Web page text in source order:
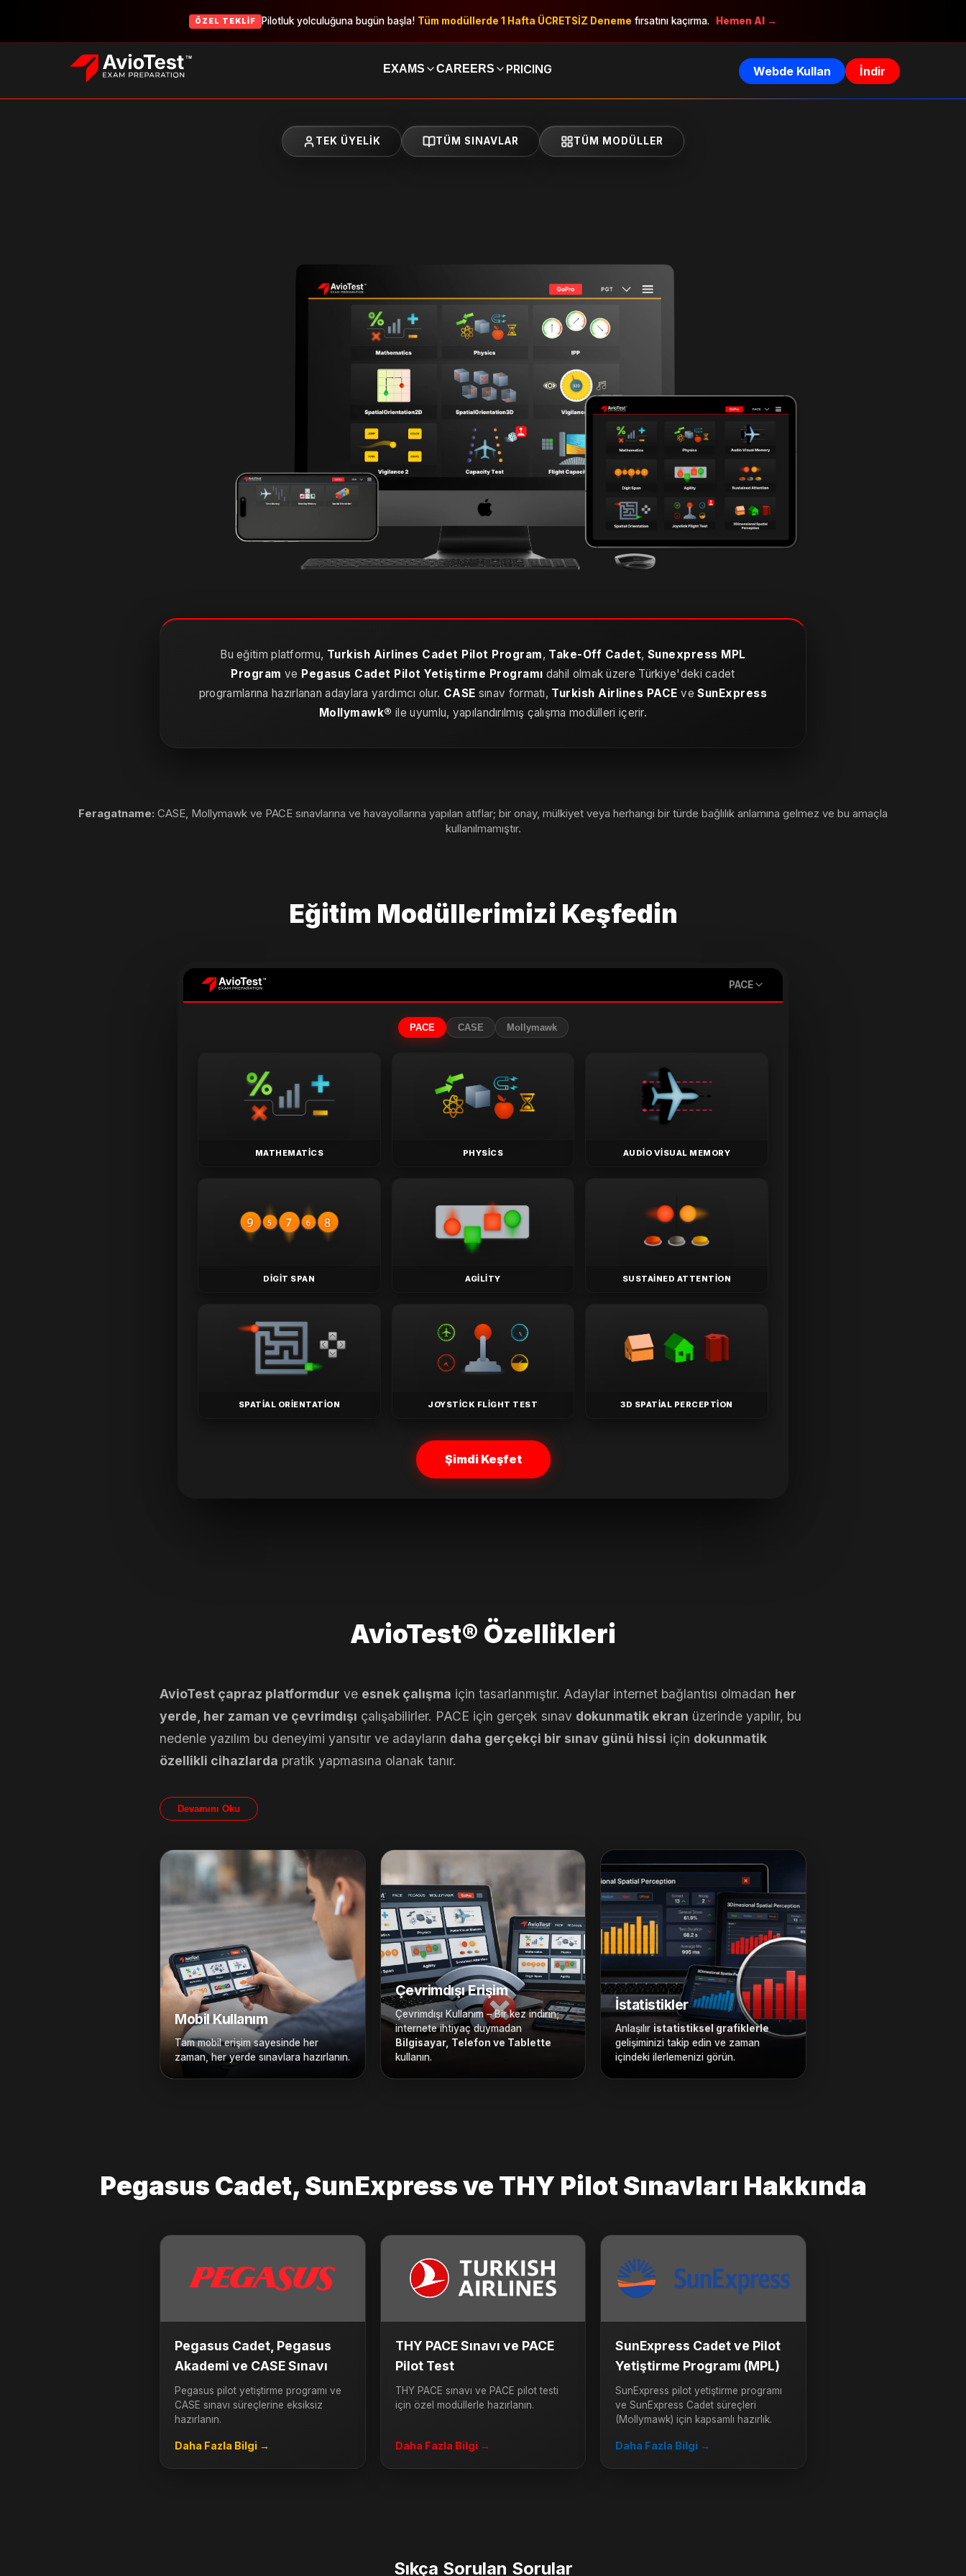
ÖZEL TEKLIF Pilotluk yolculuğuna bugün başla! Tüm modüllerde 1 Hafta ÜCRETSİZ Deneme fırsatını kaçırma. Hemen Al →
EXAMS CAREERS PRICING Webde Kullan İndir
TEK ÜYELIK TÜM SINAVLAR TÜM MODÜLLER
Bu eğitim platformu, Turkish Airlines Cadet Pilot Program, Take-Off Cadet, Sunexpress MPL
Program ve Pegasus Cadet Pilot Yetiştirme Programı dahil olmak üzere Türkiye'deki cadet
programlarına hazırlanan adaylara yardımcı olur. CASE sınav formatı, Turkish Airlines PACE veSunExpress
Mollymawk® ile uyumlu, yapılandırılmış çalışma modülleri içerir.
Feragatname: CASE, Mollymawk ve PACE sınavlarına ve havayollarına yapılan atıflar; bir onay, mülkiyet veya herhangi bir türde bağlılık anlamına gelmez ve bu amaçla
kullanılmamıştır.
Eğitim Modüllerimizi Keşfedin
PACE
PACE CASE Mollymawk
MATHEMATICS PHYSICS AUDIO VISUAL MEMORY
DIGIT SPAN AGILITY SUSTAINED ATTENTION
SPATIAL ORIENTATION JOYSTICK FLIGHT TEST 3D SPATIAL PERCEPTION
Şimdi Keşfet
AvioTest® Özellikleri
AvioTest çapraz platformdur ve esnek çalışma için tasarlanmıştır. Adaylar internet bağlantısı olmadan her
yerde, her zaman ve çevrimdışı çalışabilirler. PACE için gerçek sınav dokunmatik ekran üzerinde yapılır, bu
nedenle yazılım bu deneyimi yansıtır ve adayların daha gerçekçi bir sınav günü hissi için dokunmatik
özellikli cihazlarda pratik yapmasına olanak tanır.
Devamını Oku
Mobil Kullanım
Tam mobil erişim sayesinde her
zaman, her yerde sınavlara hazırlanın.
Çevrimdışı Erişim
Çevrimdışı Kullanım – Bir kez indirin;
internete ihtiyaç duymadan
Bilgisayar, Telefon ve Tablette
kullanın.
İstatistikler
Anlaşılır istatistiksel grafiklerle
gelişiminizi takip edin ve zaman
içindeki ilerlemenizi görün.
Pegasus Cadet, SunExpress ve THY Pilot Sınavları Hakkında
Pegasus Cadet, Pegasus
Akademi ve CASE Sınavı
Pegasus pilot yetiştirme programı ve
CASE sınavı süreçlerine eksiksiz
hazırlanın.
Daha Fazla Bilgi →
THY PACE Sınavı ve PACE
Pilot Test
THY PACE sınavı ve PACE pilot testi
için özel modüllerle hazırlanın.
Daha Fazla Bilgi →
SunExpress Cadet ve Pilot
Yetiştirme Programı (MPL)
SunExpress pilot yetiştirme programı
ve SunExpress Cadet süreçleri
(Mollymawk) için kapsamlı hazırlık.
Daha Fazla Bilgi →
Sıkça Sorulan Sorular